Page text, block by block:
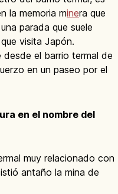
la memoria minera que
parada que suele
visita Japón.
desde el barrio termal de
en un paseo por el
en el nombre del
muy relacionado con
antaño la mina de